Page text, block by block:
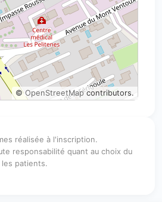
©OpenStreetMapcontributors.
réalisée à l'inscription.
responsabilité quant au choix du
patients.